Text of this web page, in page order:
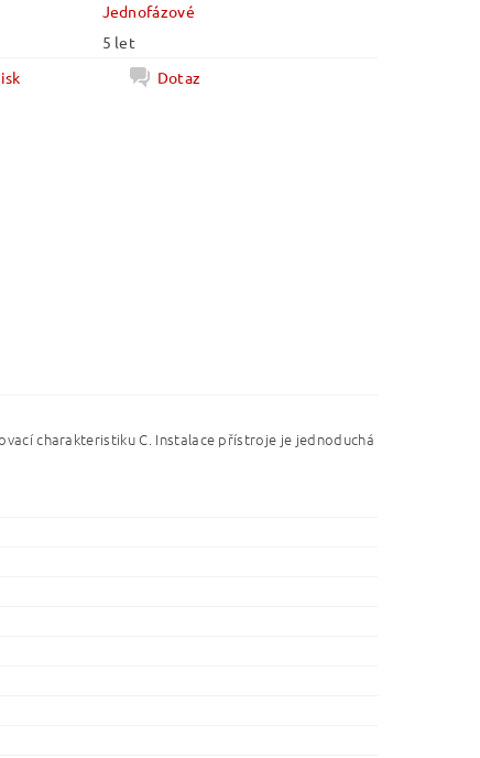
Jednofázové
5 let
Dotaz
charakteristiku C. Instalace přístroje je jednoduchá